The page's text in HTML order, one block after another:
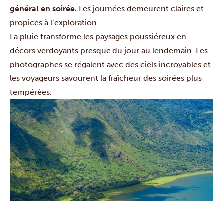
général en soirée. Les journées demeurent claires et
propices à l’exploration.
La pluie transforme les paysages poussiéreux en
décors verdoyants presque du jour au lendemain. Les
photographes se régalent avec des ciels incroyables et
les voyageurs savourent la fraîcheur des soirées plus
tempérées.